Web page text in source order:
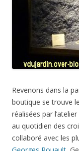
Revenons dans la
boutique se trouve
réalisées par
au quotidien des
collaboré avec les